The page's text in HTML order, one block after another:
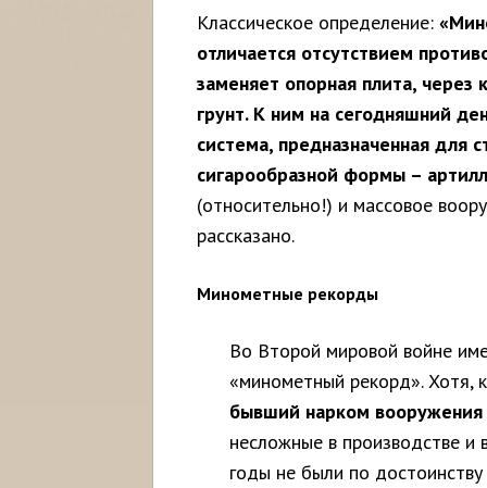
Классическое определение:
отличается отсутствием
заменяет опорная плита, через
грунт. К ним на сегодняшний
система, предназначенная для
сигарообразной формы –
(относительно!) и массовое
рассказано.
Минометные рекорды
Во Второй мировой войне
«минометный рекорд». Хотя,
бывший нарком вооружения
несложные в производстве и
годы не были по